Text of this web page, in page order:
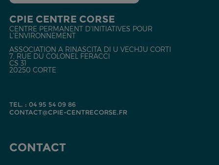
CPIE CENTRE CORSE
CENTRE PERMANENT D'INITIATIVES POUR
L'ENVIRONNEMENT
ASSOCIATION A RINASCITA DI U VECHJU CORTI
7, RUE DU COLONEL FERACCI
CS 31
20250 CORTE
TEL. : 04 95 54 09 86
CONTACT@CPIE-CENTRECORSE.FR
CONTACT